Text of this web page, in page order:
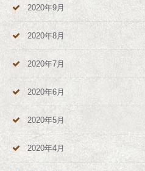
2020年9月
2020年8月
2020年7月
2020年6月
2020年5月
2020年4月